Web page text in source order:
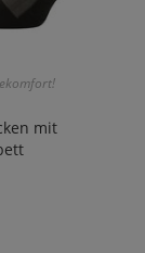
mit